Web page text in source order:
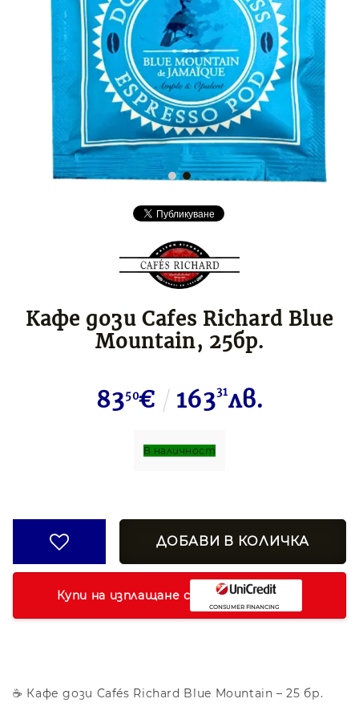
Кафе дози Cafes Richard Blue
Mountain, 25бр.
8350€ 16331лв.
В наличност
☕ Кафе дози Cafés Richard Blue Mountain – 25 бр.
Купи на изплащане с